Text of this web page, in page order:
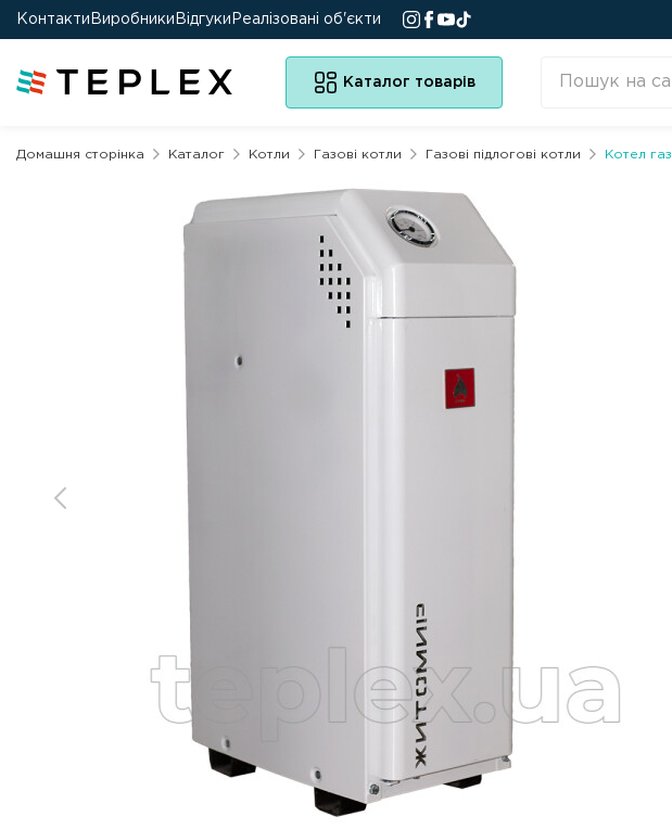
Контакти Виробники Відгуки Реалізовані об'єкти
Каталог товарів
Домашня сторінка Каталог Котли Газові котли Газові підлогові котли Котел